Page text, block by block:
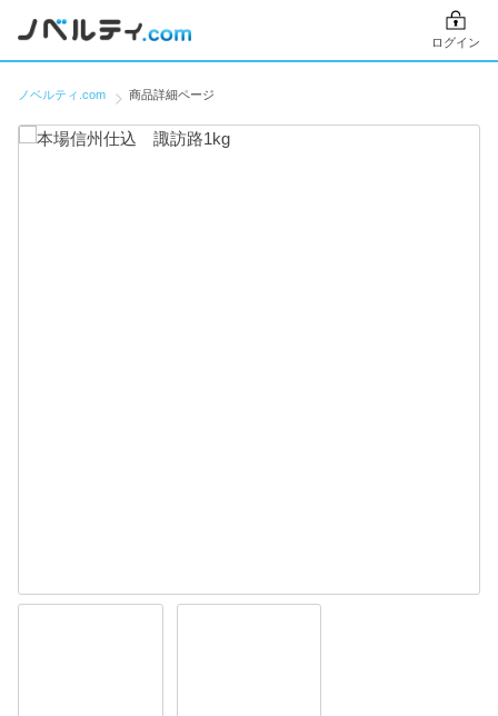
ログイン
ノベルティ.com 商品詳細ページ